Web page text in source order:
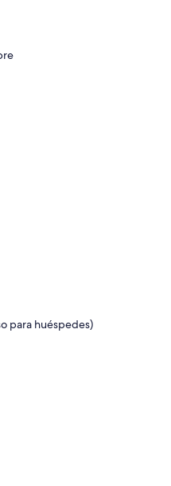
para huéspedes)